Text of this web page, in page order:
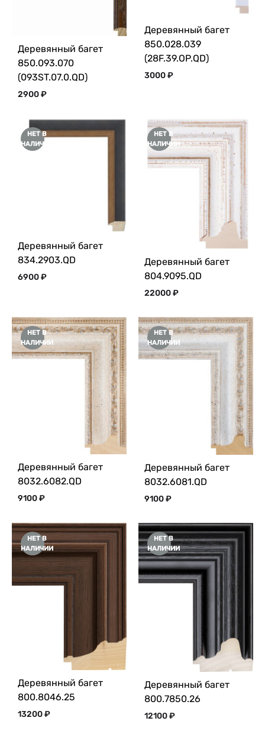
Деревянный багет
850.093.070
(093ST.07.0.QD)
2900₽
Деревянный багет
850.028.039
(28F.39.OP.QD)
3000₽
НЕТ В
НАЛИЧИИ
Деревянный багет
834.2903.QD
6900₽
НЕТ В
НАЛИЧИИ
Деревянный багет
804.9095.QD
22000₽
НЕТ В
НАЛИЧИИ
Деревянный багет
8032.6082.QD
9100₽
НЕТ В
НАЛИЧИИ
Деревянный багет
8032.6081.QD
9100₽
НЕТ В
НАЛИЧИИ
Деревянный багет
800.8046.25
13200₽
НЕТ В
НАЛИЧИИ
Деревянный багет
800.7850.26
12100₽